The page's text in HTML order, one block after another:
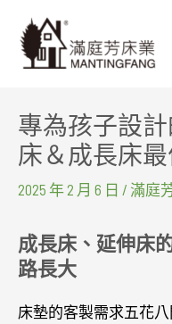
專為孩子設
床＆成長床
2025 年 2 月 6 日 / 滿庭
成長床、延伸床
路長大
床墊的客製需求五花